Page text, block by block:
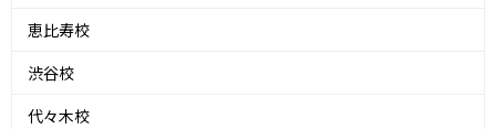
恵比寿校
渋谷校
代々木校